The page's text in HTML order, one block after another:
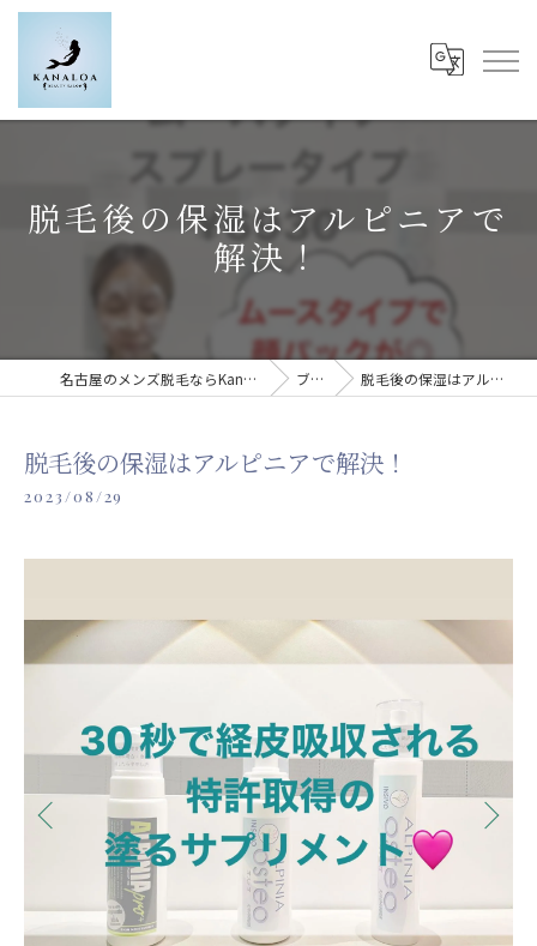
脱毛後の保湿はアルピニアで
解決！
名古屋のメンズ脱毛ならKanaloa beauty salon ブログ 脱毛後の保湿はアルピニアで解決！
脱毛後の保湿はアルピニアで解決！
2023/08/29